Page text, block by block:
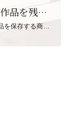
大切な作品を残す作品保存商品
大事な作品を保存する商品を取りまとめてご紹介ます。